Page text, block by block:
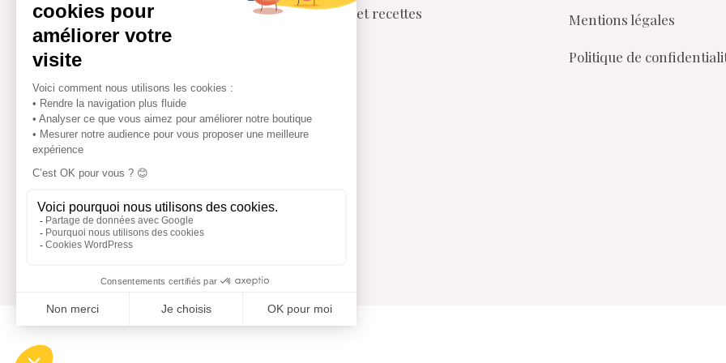
Du Lundi au Samedi : 10h/19h
Dimanche : 10h/14h
20 Rue Gaston de Saporta,
13100 Aix-en-Provence
Blog et recettes Mentions légales
Politique de